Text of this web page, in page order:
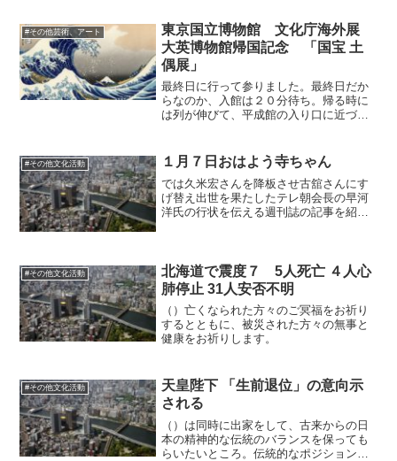
派ですし、もっと増えたら良いですね
ぇ。東電の接待旅行はあまり...
#その他芸術、アート
東京国立博物館 文化庁海外展
大英博物館帰国記念 「国宝 土
偶展」
最終日に行って参りました。最終日だか
らなのか、入館は２０分待ち。帰る時に
は列が伸びて、平成館の入り口に近づき
私も何故か飢えるように行きたくなり、
東郷青児美術館からはしご...
#その他文化活動 １月７日おはよう寺ちゃん
では久米宏さんを降板させ古舘さんにす
げ替え出世を果たしたテレ朝会長の早河
洋氏の行状を伝える週刊誌の記事を紹
安倍と撮った写真を携帯の待...
#その他文化活動
北海道で震度７ 5人死亡 ４人心
肺停止 31人安否不明
（）亡くなられた方々のご冥福をお祈り
するとともに、被災された方々の無事と
健康をお祈りします。
#その他文化活動
天皇陛下 「生前退位」の意向示
される
（）は同時に出家をして、古来からの日
本の精神的な伝統のバランスを保っても
らいたいところ。伝統的なポジションへ